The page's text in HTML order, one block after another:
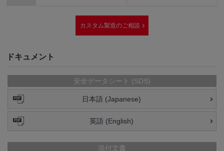
カスタム製造のご相談
ドキュメント
安全データシート (SDS)
日本語 (Japanese)
英語 (English)
添付文書